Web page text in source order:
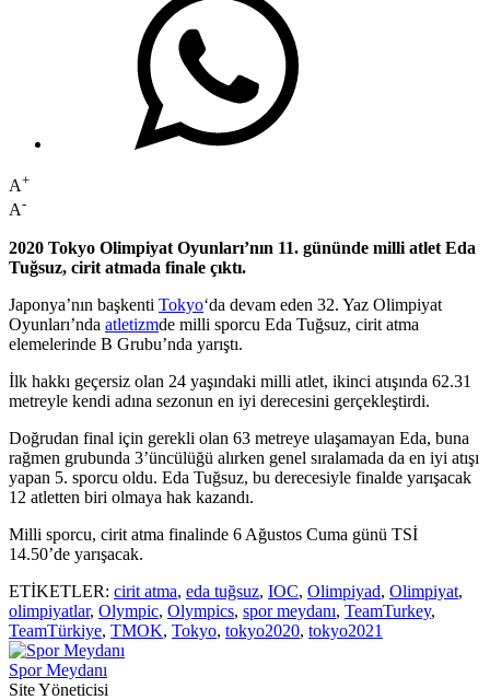
A+
A-
2020 Tokyo Olimpiyat Oyunları’nın 11. gününde milli atlet Eda
Tuğsuz, cirit atmada finale çıktı.
Japonya’nın başkenti Tokyo‘da devam eden 32. Yaz Olimpiyat
Oyunları’nda atletizmde milli sporcu Eda Tuğsuz, cirit atma
elemelerinde B Grubu’nda yarıştı.
İlk hakkı geçersiz olan 24 yaşındaki milli atlet, ikinci atışında 62.31
metreyle kendi adına sezonun en iyi derecesini gerçekleştirdi.
Doğrudan final için gerekli olan 63 metreye ulaşamayan Eda, buna
rağmen grubunda 3’üncülüğü alırken genel sıralamada da en iyi atışı
yapan 5. sporcu oldu. Eda Tuğsuz, bu derecesiyle finalde yarışacak
12 atletten biri olmaya hak kazandı.
Milli sporcu, cirit atma finalinde 6 Ağustos Cuma günü TSİ
14.50’de yarışacak.
ETİKETLER: cirit atma, eda tuğsuz, IOC, Olimpiyad, Olimpiyat,
olimpiyatlar, Olympic, Olympics, spor meydanı, TeamTurkey,
TeamTürkiye, TMOK, Tokyo, tokyo2020, tokyo2021
Spor Meydanı
Site Yöneticisi